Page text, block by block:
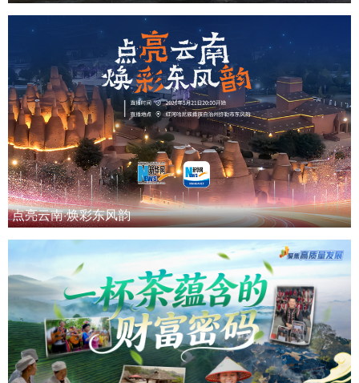
点亮云南·焕彩东风韵